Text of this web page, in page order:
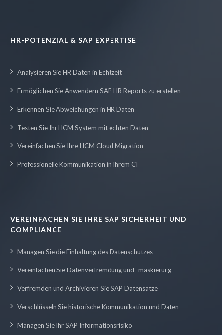
HR-POTENZIAL & SAP EXPERTISE
Analysieren Sie HR Daten in Echtzeit
Ermöglichen Sie Anwendern SAP HR Reports zu erstellen
Erkennen Sie Abweichungen in HR Daten
Testen Sie Ihr HCM System mit echten Daten
Vereinfachen Sie Ihre HCM Cloud Migration
Professionelle Kommunikation in Ihrem CI
VEREINFACHEN SIE IHRE SAP SICHERHEIT UND
COMPLIANCE
Managen Sie die Einhaltung des Datenschutzes
Vereinfachen Sie Datenverfremdung und -maskierung
Verfremden und Archivieren Sie SAP Datensätze
Verschlüsseln Sie historische Kommunikation und Daten
Managen Sie Ihr SAP Informationsrisiko